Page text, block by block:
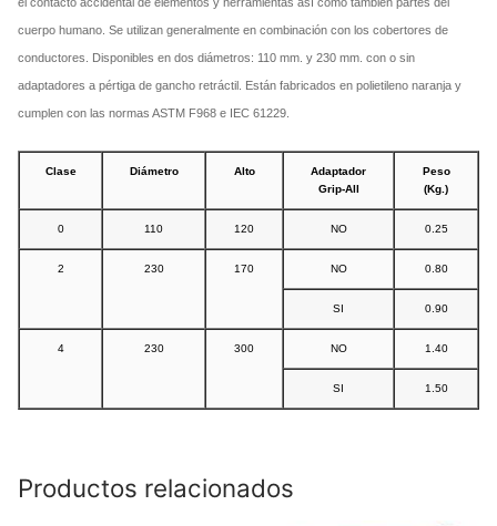
cuerpo humano. Se utilizan generalmente en combinación con los cobertores de
conductores. Disponibles en dos diámetros: 110 mm. y 230 mm. con o sin
adaptadores a pértiga de gancho retráctil. Están fabricados en polietileno naranja y
cumplen con las normas ASTM F968 e IEC 61229.
Clase Diámetro Alto
Adaptador
Grip-All
Peso
(Kg.)
0 110 120 NO 0.25
2 230 170 NO 0.80
SI 0.90
4 230 300 NO 1.40
SI 1.50
Productos relacionados